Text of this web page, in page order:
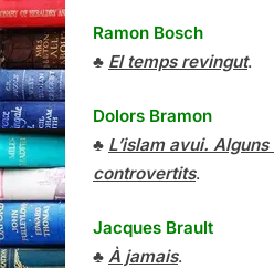
Ramon Bosch
♣ El temps revingut.
Dolors Bramon
♣ L’islam avui.
controvertits.
Jacques Brault
♣ À jamais.